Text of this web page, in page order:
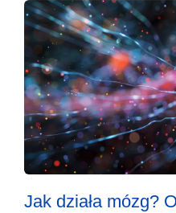
Jak działa mózg?